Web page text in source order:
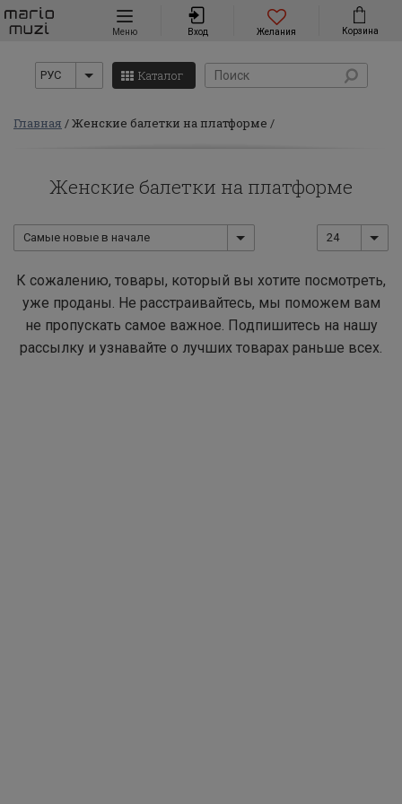
Навигация
Меню Вход Желания Корзина
РУС Каталог
Главная Женские балетки на платформе
Женские балетки на платформе
Самые новые в начале 24
К сожалению, товары, который вы хотите посмотреть,
уже проданы. Не расстраивайтесь, мы поможем вам
не пропускать самое важное. Подпишитесь на нашу
рассылку и узнавайте о лучших товарах раньше всех.